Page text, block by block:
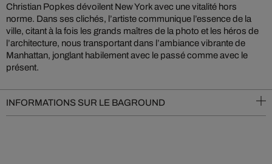
Christian Popkes dévoilent New York avec une vitalité hors
norme. Dans ses clichés, l’artiste communique l’essence de la
ville, citant à la fois les grands maîtres de la photo et les héros de
l’architecture, nous transportant dans l’ambiance vibrante de
Manhattan, jonglant habilement avec le passé comme avec le
présent.
INFORMATIONS SUR LE BAGROUND